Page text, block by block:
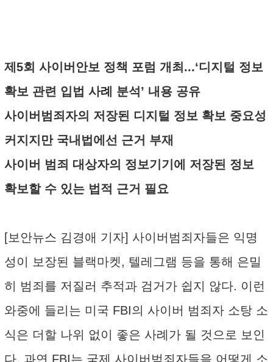
제5회 사이버안보 정책 포럼 개최...‘디지털 정보
확보 관련 입법 사례 분석’ 내용 공유
사이버범죄자의 저장된 디지털 정보 확보 중요성
커지지만 국내법에선 근거 부재
사이버 범죄 대상자의 정보기기에 저장된 정보
확보할 수 있는 법적 근거 필요
[보안뉴스 김경애 기자] 사이버범죄자들은 익명
성이 보장된 블랙마켓, 텔레그램 등을 통해 은밀
히 범죄를 저질러 추적과 검거가 쉽지 않다. 이런
와중에 들리는 미국 FBI의 사이버 범죄자 소탕 소
식은 더할 나위 없이 좋은 사례가 될 것으로 보인
다. 과연 FBI는 국제 사이버범죄자들을 어떻게 소